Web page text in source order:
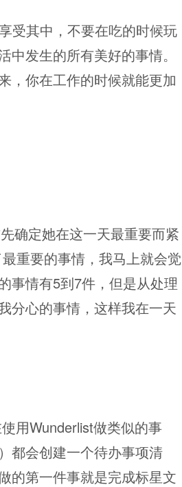
受其中，不要在吃的时候玩
发生的所有美好的事情。
，你在工作的时候就能更加
确定她在这一天最重要而紧
重要的事情，我马上就会觉
事情有5到7件，但是从处理
分心的事情，这样我在一天
用Wunderlist做类似的事
都会创建一个待办事项清
的第一件事就是完成标星文